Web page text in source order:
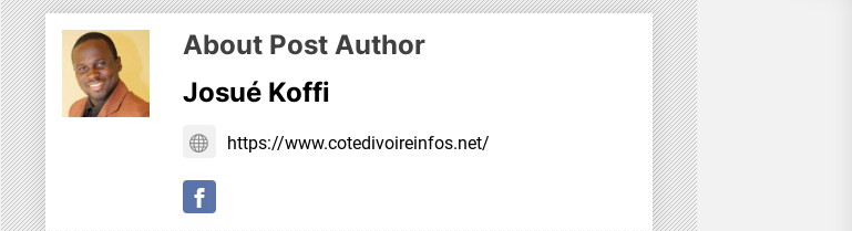
About Post Author
Josué Koffi
https://www.cotedivoireinfos.net/